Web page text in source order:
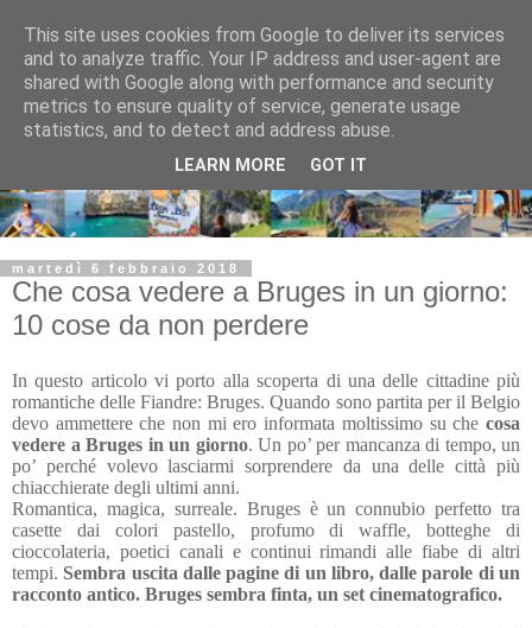
martedì 6 febbraio 2018
Che cosa vedere a Bruges in un giorno:
10 cose da non perdere
In questo articolo vi porto alla scoperta di una delle cittadine più
romantiche delle Fiandre: Bruges. Quando sono partita per il Belgio
devo ammettere che non mi ero informata moltissimo su che cosa
vedere a Bruges in un giorno. Un po’ per mancanza di tempo, un
po’ perché volevo lasciarmi sorprendere da una delle città più
chiacchierate degli ultimi anni.
Romantica, magica, surreale. Bruges è un connubio perfetto tra
casette dai colori pastello, profumo di waffle, botteghe di
cioccolateria, poetici canali e continui rimandi alle fiabe di altri
tempi. Sembra uscita dalle pagine di un libro, dalle parole di un
racconto antico. Bruges sembra finta, un set cinematografico.
This site uses cookies from Google to deliver its services
and to analyze traffic. Your IP address and user-agent are
shared with Google along with performance and security
metrics to ensure quality of service, generate usage
statistics, and to detect and address abuse.
LEARN MORE GOT IT